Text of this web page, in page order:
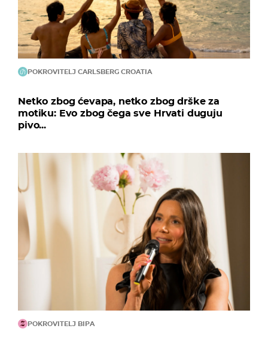
POKROVITELJ CARLSBERG CROATIA
Netko zbog ćevapa, netko zbog drške za
motiku: Evo zbog čega sve Hrvati duguju
pivo...
POKROVITELJ BIPA